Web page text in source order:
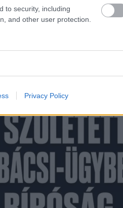
to security, including
and other user protection.
Privacy Policy